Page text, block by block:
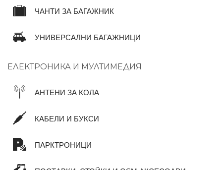
ЧАНТИ ЗА БАГАЖНИК
УНИВЕРСАЛНИ БАГАЖНИЦИ
ЕЛЕКТРОНИКА И МУЛТИМЕДИЯ
АНТЕНИ ЗА КОЛА
КАБЕЛИ И БУКСИ
ПАРКТРОНИЦИ